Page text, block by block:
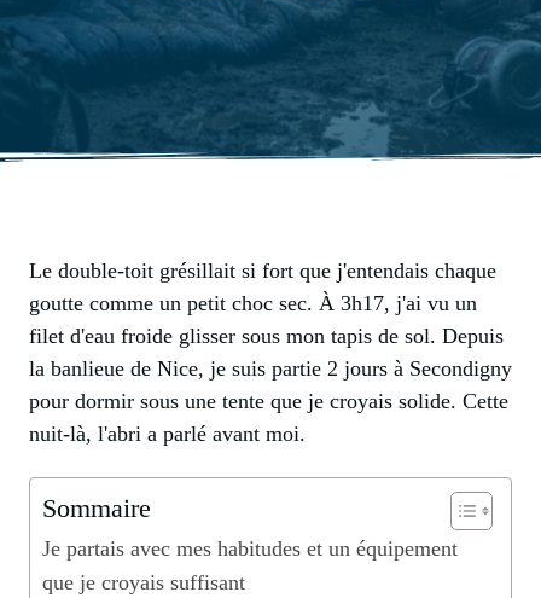
Le double-toit grésillait si fort que j'entendais chaque
goutte comme un petit choc sec. À 3h17, j'ai vu un
filet d'eau froide glisser sous mon tapis de sol. Depuis
la banlieue de Nice, je suis partie 2 jours à Secondigny
pour dormir sous une tente que je croyais solide. Cette
nuit-là, l'abri a parlé avant moi.
Sommaire
Je partais avec mes habitudes et un équipement
que je croyais suffisant